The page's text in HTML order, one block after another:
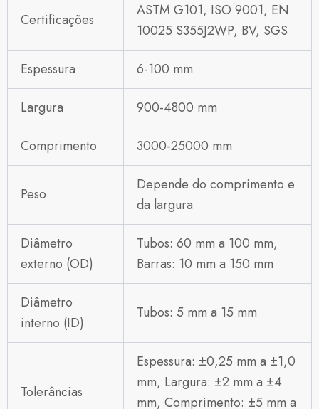
Certificações
ASTM G101, ISO 9001, EN
10025 S355J2WP, BV, SGS
Espessura 6-100 mm
Largura 900-4800 mm
Comprimento 3000-25000 mm
Peso
Depende do comprimento e
da largura
Diâmetro
externo (OD)
Tubos: 60 mm a 100 mm,
Barras: 10 mm a 150 mm
Diâmetro
interno (ID)
Tubos: 5 mm a 15 mm
Tolerâncias
Espessura: ±0,25 mm a ±1,0
mm, Largura: ±2 mm a ±4
mm, Comprimento: ±5 mm a